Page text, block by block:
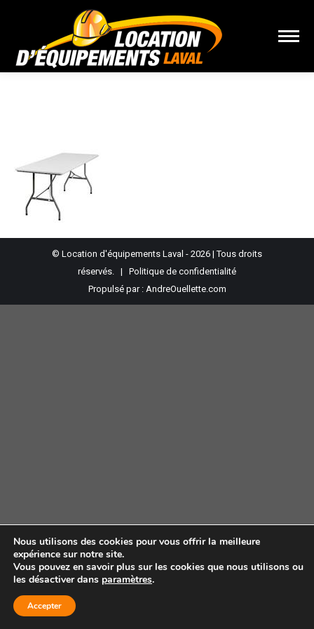
© Location d'équipements Laval - 2026 | Tous droits
réservés. | Politique de confidentialité
Propulsé par : AndreOuellette.com
Nous utilisons des cookies pour vous offrir la meilleure
expérience sur notre site.
Vous pouvez en savoir plus sur les cookies que nous utilisons ou
les désactiver dans paramètres.
Accepter